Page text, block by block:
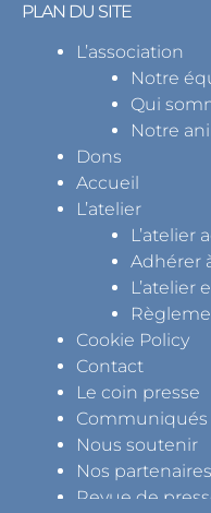
PLAN DU SITE
L’association
Notre
Qui
Notre
Dons
Accueil
L’atelier
L’atelier
Adhérer
L’atelier
Cookie Policy
Contact
Le coin presse
Communiqués
Nous soutenir
Nos partenaires
Revue de